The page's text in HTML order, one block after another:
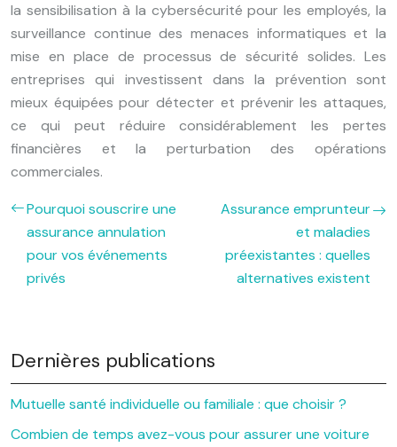
la sensibilisation à la cybersécurité pour les employés, la
surveillance continue des menaces informatiques et la
mise en place de processus de sécurité solides. Les
entreprises qui investissent dans la prévention sont
mieux équipées pour détecter et prévenir les attaques,
ce qui peut réduire considérablement les pertes
financières et la perturbation des opérations
commerciales.
Pourquoi souscrire une
assurance annulation
pour vos événements
privés
Assurance emprunteur
et maladies
préexistantes : quelles
alternatives existent
Dernières publications
Mutuelle santé individuelle ou familiale : que choisir ?
Combien de temps avez-vous pour assurer une voiture